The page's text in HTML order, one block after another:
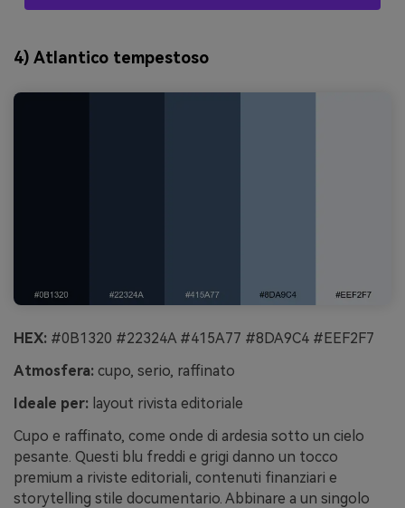
4) Atlantico tempestoso
HEX: #0B1320 #22324A #415A77 #8DA9C4 #EEF2F7
Atmosfera: cupo, serio, raffinato
Ideale per: layout rivista editoriale
Cupo e raffinato, come onde di ardesia sotto un cielo
pesante. Questi blu freddi e grigi danno un tocco
premium a riviste editoriali, contenuti finanziari e
storytelling stile documentario. Abbinare a un singolo